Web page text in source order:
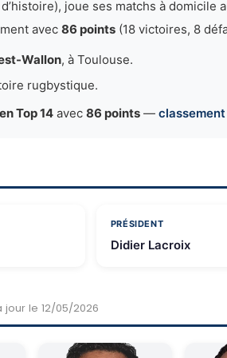
joue ses matchs à domicile
avec 86 points (18 victoires, 8
Wallon, à Toulouse.
rugbystique.
Top 14 avec86 points —classement
PRÉSIDENT
Didier Lacroix
jour le 12/05/2026